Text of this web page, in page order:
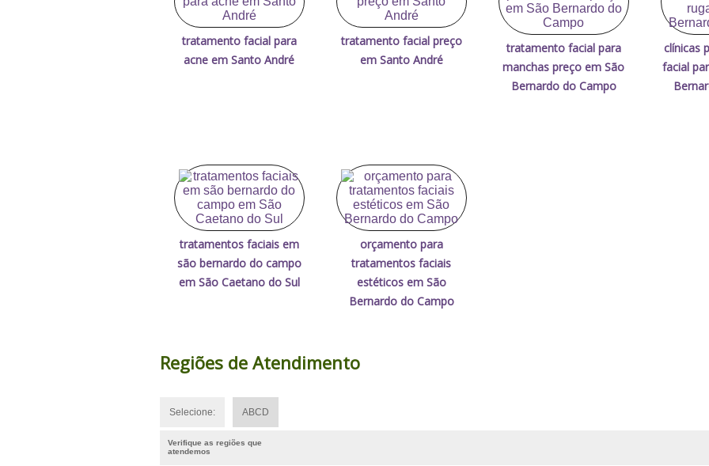
tratamento facial para
acne em Santo André
tratamento facial preço
em Santo André
tratamento facial para
manchas preço em São
Bernardo do Campo
clínicas
facial
tratamentos faciais em
são bernardo do campo
em São Caetano do Sul
orçamento para
tratamentos faciais
estéticos em São
Bernardo do Campo
Regiões de Atendimento
Selecione: ABCD
Verifique as regiões que
atendemos